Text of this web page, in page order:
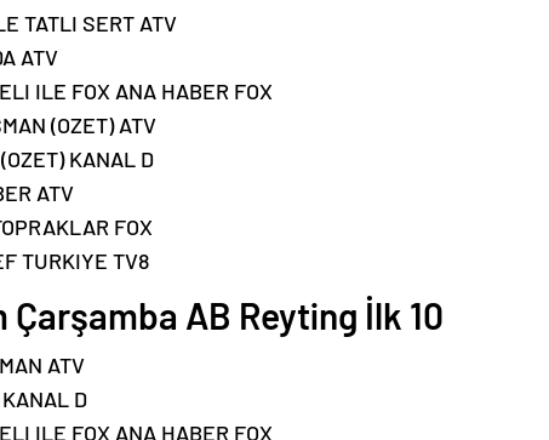
TATLI SERT ATV
ATV
ILE FOX ANA HABER FOX
(OZET) ATV
KANAL D
ATV
FOX
TURKIYE TV8
Çarşamba AB Reyting İlk 10
ATV
D
ILE FOX ANA HABER FOX